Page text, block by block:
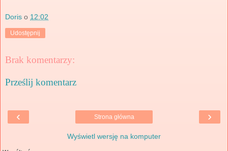
Doris o 12:02
Udostępnij
Brak komentarzy:
Prześlij komentarz
‹ ›
Strona główna
Wyświetl wersję na komputer